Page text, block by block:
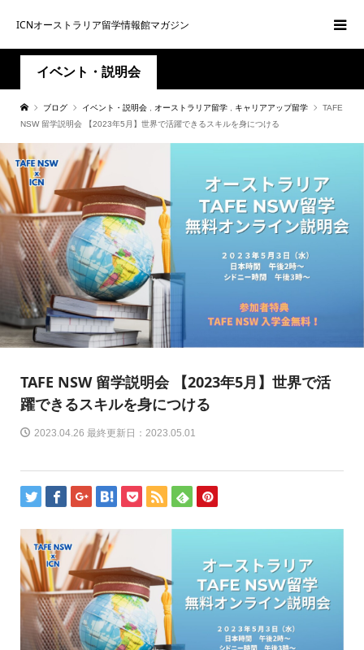
ICNオーストラリア留学情報館マガジン
イベント・説明会
ブログ イベント・説明会 オーストラリア留学 キャリアアップ留学
TAFE
NSW 留学説明会 【2023年5月】世界で活躍できるスキルを身につける
TAFE NSW 留学説明会 【2023年5月】世界で活
躍できるスキルを身につける
2023.04.26 最終更新日：2023.05.01